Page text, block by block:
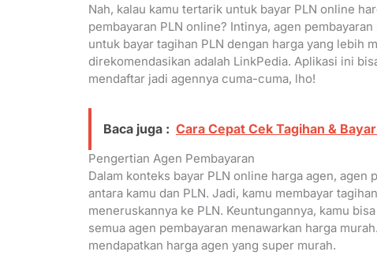
Nah, kalau kamu tertarik untuk bayar PLN online
pembayaran PLN online? Intinya, agen
untuk bayar tagihan PLN dengan harga yang lebih
direkomendasikan adalah LinkPedia. Aplikasi ini
mendaftar jadi agennya cuma-cuma, lho!
Baca juga : Cara Cepat Cek Tagihan &
Pengertian Agen Pembayaran
Dalam konteks bayar PLN online harga agen,
antara kamu dan PLN. Jadi, kamu membayar
meneruskannya ke PLN. Keuntungannya, kamu
semua agen pembayaran menawarkan harga
mendapatkan harga agen yang super murah.